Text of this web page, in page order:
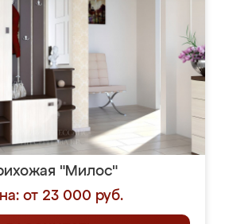
"Милос"
от 23 000 руб.